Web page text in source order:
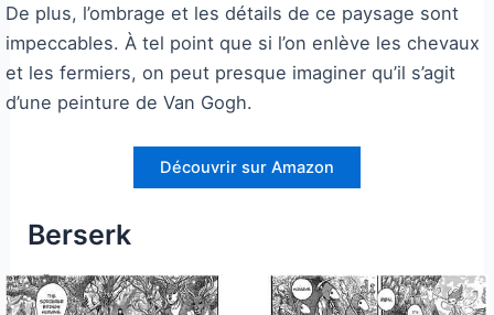
De plus, l’ombrage et les détails de ce paysage sont
impeccables. À tel point que si l’on enlève les chevaux
et les fermiers, on peut presque imaginer qu’il s’agit
d’une peinture de Van Gogh.
Découvrir sur Amazon
Berserk